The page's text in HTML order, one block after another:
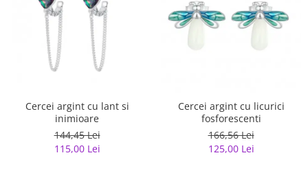
Cercei argint cu lant si
inimioare
144,45 Lei
115,00 Lei
Cercei argint cu licurici
fosforescenti
166,56 Lei
125,00 Lei